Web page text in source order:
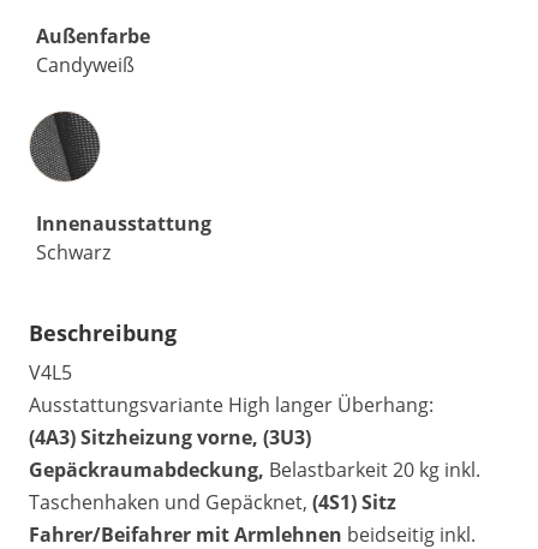
Außenfarbe
Candyweiß
Innenausstattung
Innenausstattung
Schwarz
Beschreibung
V4L5
Ausstattungsvariante High langer Überhang:
(4A3) Sitzheizung vorne, (3U3)
Gepäckraumabdeckung, Belastbarkeit 20 kg inkl.
Taschenhaken und Gepäcknet, (4S1) Sitz
Fahrer/Beifahrer mit Armlehnen beidseitig inkl.